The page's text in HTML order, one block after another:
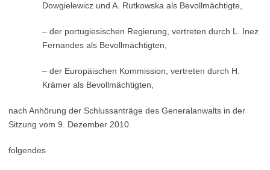
Dowgielewicz und A. Rutkowska als Bevollmächtigte,
– der portugiesischen Regierung, vertreten durch L. Inez
Fernandes als Bevollmächtigten,
– der Europäischen Kommission, vertreten durch H.
Krämer als Bevollmächtigten,
nach Anhörung der Schlussanträge des Generalanwalts in der
Sitzung vom 9. Dezember 2010
folgendes